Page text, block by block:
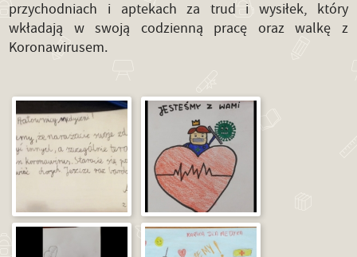
przychodniach i aptekach za trud i wysiłek, który
wkładają w swoją codzienną pracę oraz walkę z
Koronawirusem.